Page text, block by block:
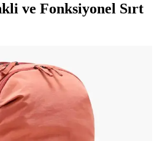
ve Fonksiyonel Sırt